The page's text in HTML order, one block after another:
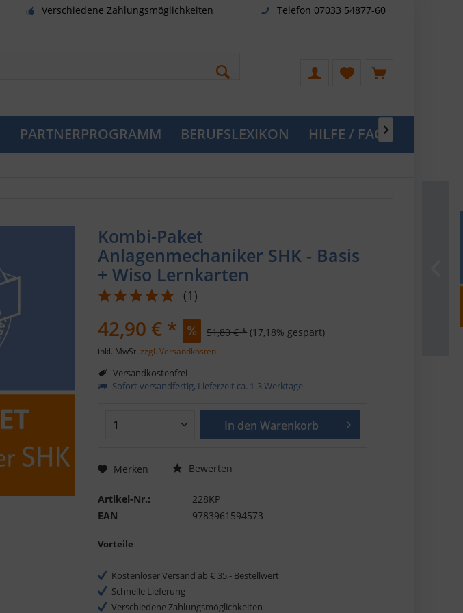
Verschiedene Zahlungsmöglichkeiten Telefon 07033 54877-60
PARTNERPROGRAMM BERUFSLEXIKON HILFE / FAQ
Kombi-Paket
Anlagenmechaniker SHK - Basis
+ Wiso Lernkarten
(1 )
42,90 € * 51,80 € * (17,18% gespart)
inkl. MwSt.zzgl. Versandkosten
Versandkostenfrei
Sofort versandfertig, Lieferzeit ca. 1-3 Werktage
In den Warenkorb
Merken Bewerten
Artikel-Nr.:
228KP
EAN
9783961594573
Vorteile
Kostenloser Versand ab € 35,- Bestellwert
Schnelle Lieferung
Verschiedene Zahlungsmöglichkeiten